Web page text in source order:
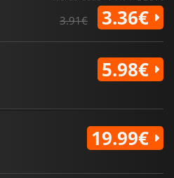
3.91€ 3.36€
5.98€
19.99€